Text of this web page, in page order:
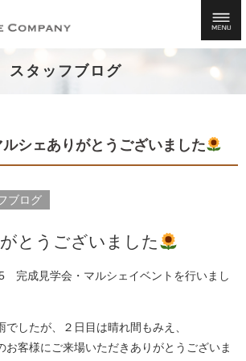
スタッフブログ
シェありがとうございました
ブログ
とうございました
成見学会・マルシェイベントを行いまし
でしたが、２日目は晴れ間もみえ、
お客様にご来場いただきありがとうございま